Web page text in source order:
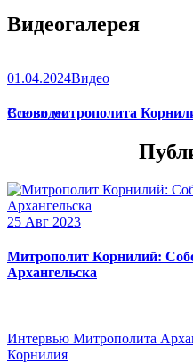
Видеогалерея
01.04.2024Видео
Слово митрополита
Все видео
25 Авг 2023
Митрополит Корнилий:
Архангельска
Интервью Митрополита
Корнилия